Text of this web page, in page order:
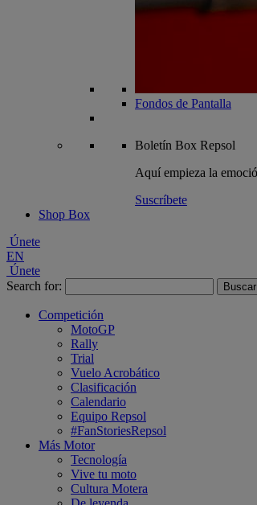
Fondos de Pantalla
Boletín Box Repsol
Aquí empieza la
Suscríbete
Shop Box
Únete
EN
Únete
Search for:
Competición
MotoGP
Rally
Trial
Vuelo Acrobático
Clasificación
Calendario
Equipo Repsol
#FanStoriesRepsol
Más Motor
Tecnología
Vive tu moto
Cultura Motera